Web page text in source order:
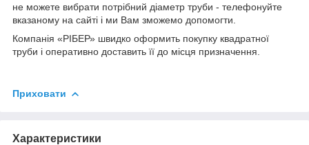
не можете вибрати потрібний діаметр труби - телефонуйте
вказаному на сайті і ми Вам зможемо допомогти.
Компанія «РІБЕР» швидко оформить покупку квадратної
труби і оперативно доставить її до місця призначення.
Приховати
Характеристики